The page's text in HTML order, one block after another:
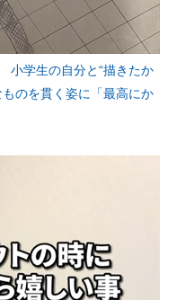
小学生の自分と“描きたか
のを貫く姿に「最高にか